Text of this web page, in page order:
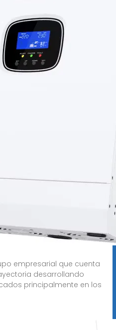
empresarial que cuenta
desarrollando
principalmente en los